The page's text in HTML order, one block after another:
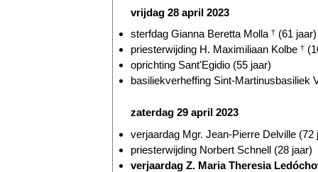
vrijdag 28 april 2023
sterfdag Gianna Beretta Molla † (61 jaar)
priesterwijding H. Maximiliaan Kolbe †
oprichting Sant'Egidio (55 jaar)
basiliekverheffing Sint-Martinusbasiliek
zaterdag 29 april 2023
verjaardag Mgr. Jean-Pierre Delville (72
priesterwijding Norbert Schnell (28 jaar)
verjaardag Z. Maria Theresia